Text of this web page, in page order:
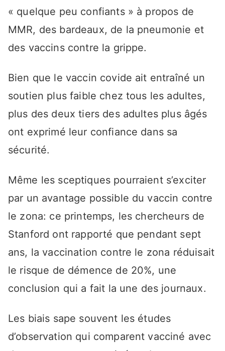
« quelque peu confiants » à propos de
MMR, des bardeaux, de la pneumonie et
des vaccins contre la grippe.
Bien que le vaccin covide ait entraîné un
soutien plus faible chez tous les adultes,
plus des deux tiers des adultes plus âgés
ont exprimé leur confiance dans sa
sécurité.
Même les sceptiques pourraient s’exciter
par un avantage possible du vaccin contre
le zona: ce printemps, les chercheurs de
Stanford ont rapporté que pendant sept
ans, la vaccination contre le zona réduisait
le risque de démence de 20%, une
conclusion qui a fait la une des journaux.
Les biais sape souvent les études
d’observation qui comparent vacciné avec